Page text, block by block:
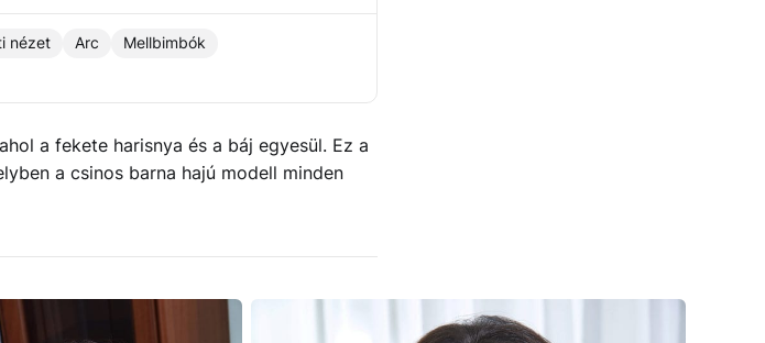
nézet Arc
Mellbimbók
a fekete harisnya és a báj egyesül. Ez a
a csinos barna hajú modell minden